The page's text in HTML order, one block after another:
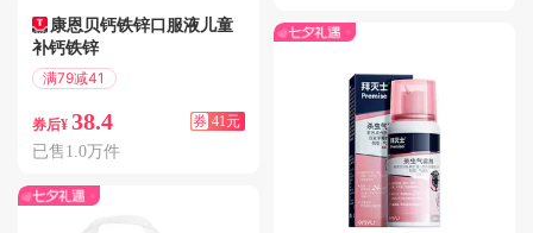
康恩贝钙铁锌口服液儿童
补钙铁锌
满79减41
券后¥ 38.4 券 41元
已售1.0万件